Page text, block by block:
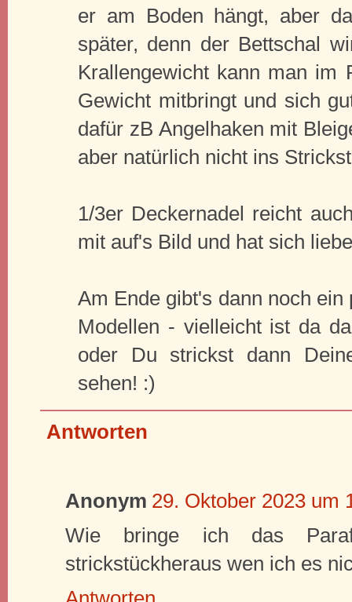
er am Boden hängt, aber
später, denn der Bettschal
Krallengewicht kann man im
Gewicht mitbringt und sich
dafür zB Angelhaken mit
aber natürlich nicht ins
1/3er Deckernadel reicht
mit auf's Bild und hat sich
Am Ende gibt's dann noch
Modellen - vielleicht ist da
oder Du strickst dann
sehen! :)
Antworten
Anonym 29. Oktober 2023 um
Wie bringe ich das
strickstückheraus wen ich es